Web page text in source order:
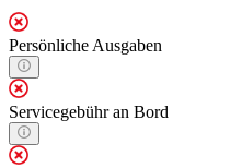
Persönliche Ausgaben
Servicegebühr an Bord